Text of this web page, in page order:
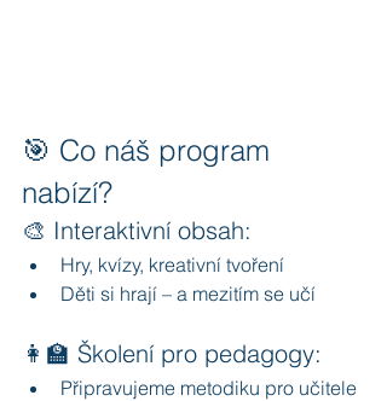
🎯 Co náš program
nabízí?
🎨 Interaktivní obsah:
Hry, kvízy, kreativní tvoření
Děti si hrají – a mezitím se učí
👩‍🏫 Školení pro pedagogy:
Připravujeme metodiku pro učitele